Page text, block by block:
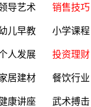
导艺术 销售技巧
儿早教 小学课程
人发展 投资理财
居建材 餐饮行业
康讲座 武术搏击